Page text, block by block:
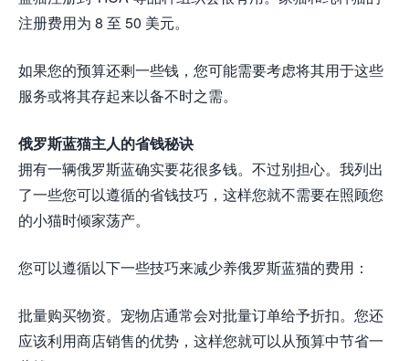
注册费用为 8 至 50 美元。
如果您的预算还剩一些钱，您可能需要考虑将其用于这些
服务或将其存起来以备不时之需。
俄罗斯蓝猫主人的省钱秘诀
拥有一辆俄罗斯蓝确实要花很多钱。不过别担心。我列出
了一些您可以遵循的省钱技巧，这样您就不需要在照顾您
的小猫时倾家荡产。
您可以遵循以下一些技巧来减少养俄罗斯蓝猫的费用：
批量购买物资。宠物店通常会对批量订单给予折扣。您还
应该利用商店销售的优势，这样您就可以从预算中节省一